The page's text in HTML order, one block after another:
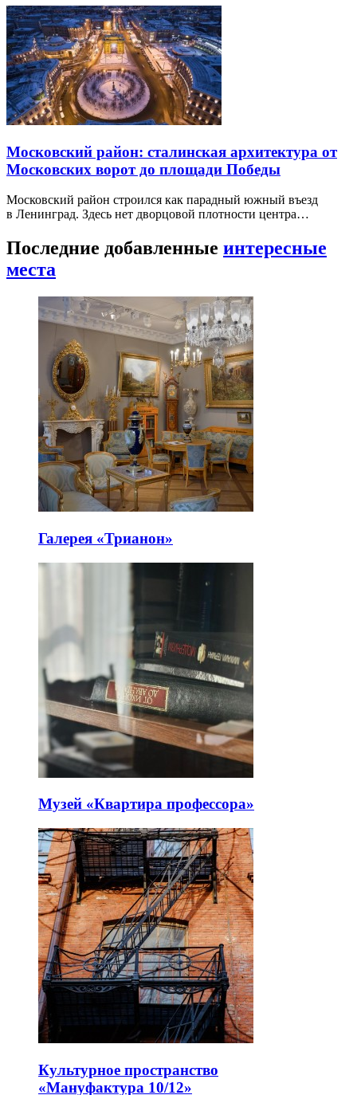
Московский район: сталинская архитектура от
Московских ворот до площади Победы
Московский район строился как парадный южный въезд
в Ленинград. Здесь нет дворцовой плотности центра…
Последние добавленные интересные
места
Галерея «Трианон»
Музей «Квартира профессора»
Культурное пространство
«Мануфактура 10/12»